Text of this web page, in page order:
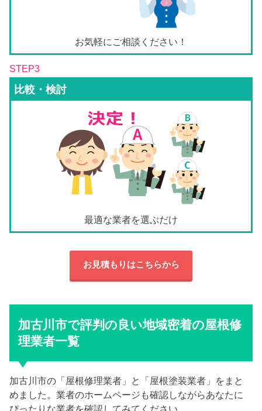
お気軽にご相談ください！
STEP3
比較・検討
最適な業者を選ぶだけ
お見積もりはこちらから
加古川市で評判の良い地域密着の屋根修
理業者一覧
加古川市の「屋根修理業者」と「屋根塗装業者」をまと
めました。業者のホームページも確認しながらあなたに
ぴったりな業者を確認してみてください。